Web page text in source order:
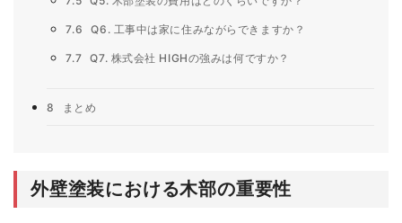
7.6 Q6. 工事中は家に住みながらできますか？
7.7 Q7. 株式会社 HIGHの強みは何ですか？
8 まとめ
外壁塗装における木部の重要性